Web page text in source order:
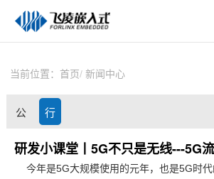
技术与支持
在线文档
当前位置： 首页 新闻中心
公
司
行
业
资
研发小课堂丨5G不只是无线---5G
今年是5G大规模使用的元年，也是5G时代